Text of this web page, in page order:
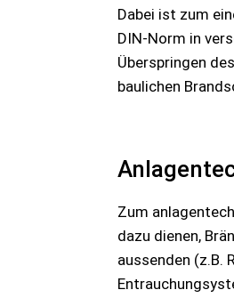
Dabei ist zum
DIN-Norm in
Überspringen
baulichen
Zum
dazu dienen,
aussenden (z.B.